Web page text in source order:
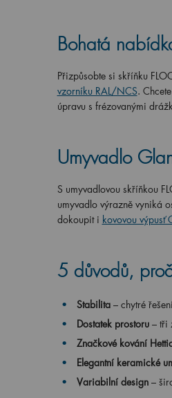
Bohatá
Přizpůsobte si skříňku
vzorníku RAL/NCS.
úpravu s frézovanými
Umyvadlo
S umyvadlovou skříňkou
umyvadlo výrazně vyniká
dokoupit i kovovou výpusť
5 důvodů,
Stabilita– chytré
Dostatek prostoru– tři
Značkové kování
Elegantní keramické
Variabilní design–